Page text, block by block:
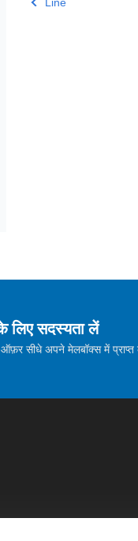
लिए सदस्यता लें
सीधे अपने मेलबॉक्स में प्राप्त